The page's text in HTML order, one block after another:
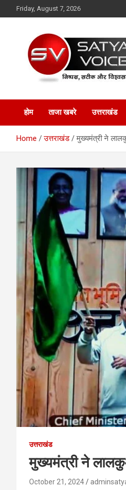
to
Friday, August 7, 2026
Satya Voice
होम ताजा खबरे उत्तराखंड
Home उत्तराखंड मुख्यमंत्री ने
उत्तराखंड
मुख्यमंत्री ने
October 21, 2024